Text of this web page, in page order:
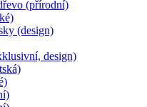
(přírodní)
(design)
design)